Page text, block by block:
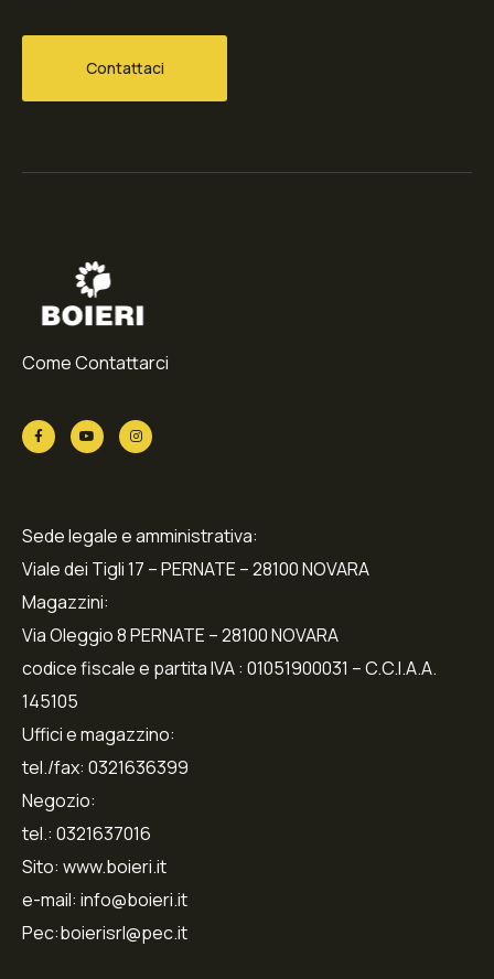
Contattaci
Come Contattarci
Sede legale e amministrativa:
Viale dei Tigli 17 – PERNATE – 28100 NOVARA
Magazzini:
Via Oleggio 8 PERNATE – 28100 NOVARA
codice fiscale e partita IVA : 01051900031 – C.C.I.A.A.
145105
Uffici e magazzino:
tel./fax: 0321636399
Negozio:
tel.: 0321637016
Sito: www.boieri.it
e-mail: info@boieri.it
Pec:boierisrl@pec.it